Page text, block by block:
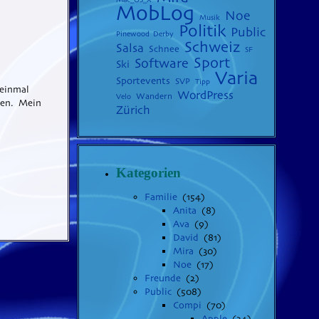
Mein
MobLog Musik Noe
Pinewood Derby Politik Public
Salsa Schnee Schweiz SF
Ski Software Sport
Sportevents SVP Tipp Varia
Velo Wandern
WordPress
Zürich
Kategorien
Familie (154)
Anita (8)
Ava (9)
David
(81)
Mira (30)
Noe (17)
Freunde (2)
Public (508)
Compi (70)